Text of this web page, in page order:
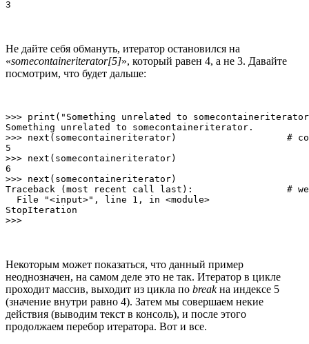
Не дайте себя обмануть, итератор остановился на
«somecontaineriterator[5]», который равен 4, а не 3. Давайте
посмотрим, что будет дальше:
>>> print("Something unrelated to
Something unrelated to somecontaineriterator.
>>> next(somecontaineriterator)                    #
5
>>> next(somecontaineriterator)
6
>>> next(somecontaineriterator)
Traceback (most recent call last):                 # we
  File "<input>", line 1, in <module>
StopIteration
Некоторым может показаться, что данный пример
неоднозначен, на самом деле это не так. Итератор в цикле
проходит массив, выходит из цикла по breakна индексе 5
(значение внутри равно 4). Затем мы совершаем некие
действия (выводим текст в консоль), и после этого
продолжаем перебор итератора. Вот и все.